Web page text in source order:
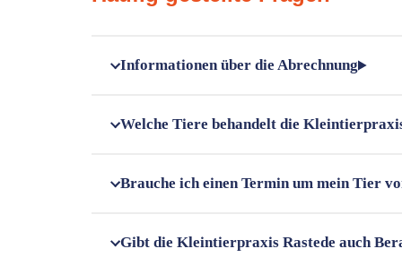
Informationen über die Abrechnung
Welche Tiere behandelt die
Brauche ich einen Termin um mein Tier
Gibt die Kleintierpraxis Rastede auch